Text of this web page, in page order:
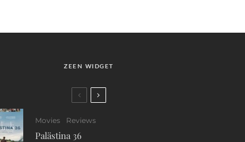
ZEEN WIDGET
Movies Reviews
Palästina 36